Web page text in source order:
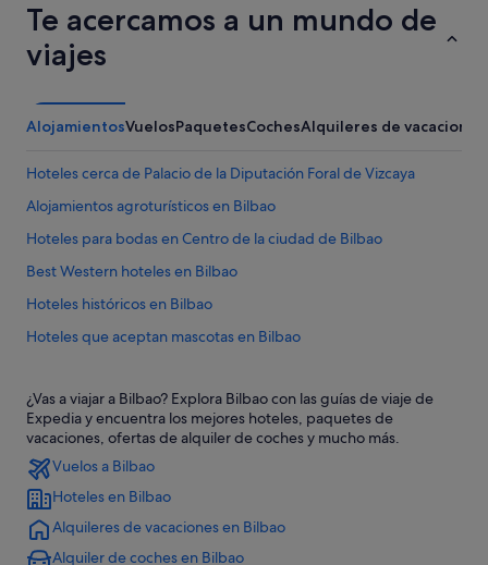
Te acercamos a un mundo de
viajes
AlojamientosVuelosPaquetesCochesAlquileres de vacaciones
Hoteles cerca de Palacio de la Diputación Foral de Vizcaya
Alojamientos agroturísticos en Bilbao
Hoteles para bodas en Centro de la ciudad de Bilbao
Best Western hoteles en Bilbao
Hoteles históricos en Bilbao
Hoteles que aceptan mascotas en Bilbao
Casas rurales en Bilbao
Silken hoteles en Casco Viejo
Hoteles boutique en Bilbao
Hoteles para bodas en Bilbao
Hoteles con bodega en Bilbao
¿Vas a viajar a Bilbao? Explora Bilbao con las guías de viaje de
Expedia y encuentra los mejores hoteles, paquetes de
vacaciones, ofertas de alquiler de coches y mucho más.
Vuelos a Bilbao
Hoteles en Bilbao
Alquileres de vacaciones en Bilbao
Alquiler de coches en Bilbao